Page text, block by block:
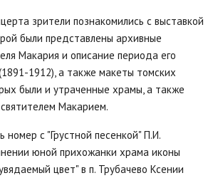
зрители познакомились с выставкой
были представлены архивные
Макария и описание периода его
1912), а также макеты томских
были и утраченные храмы, а также
Макарием.
номер с "Грустной песенкой" П.И.
юной прихожанки храма иконы
цвет" в п. Трубачево Ксении